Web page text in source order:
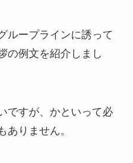
ループラインに誘って
の例文を紹介しまし
ですが、かといって必
ありません。